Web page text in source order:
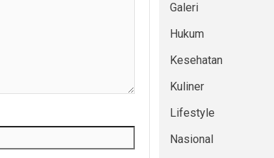
Galeri
Hukum
Kesehatan
Kuliner
Lifestyle
Nasional